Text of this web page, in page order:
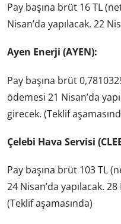
Pay başına brüt 16 TL
Nisan’da yapılacak. 22
Ayen Enerji (AYEN):
Pay başına brüt
ödemesi 21 Nisan’da
girecek. (Teklif
Çelebi Hava Servisi
Pay başına brüt 103 TL
24 Nisan’da yapılacak.
(Teklif aşamasında)